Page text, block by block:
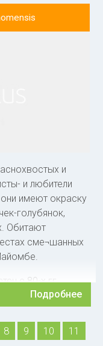
серые.
и
и любители
имеют окраску
голубянок,
Обитают
сме¬шанных
с 80-х гг.
он попал
в 1969 г. в
птиц,
что в первое
Подробнее
8 9 10
11